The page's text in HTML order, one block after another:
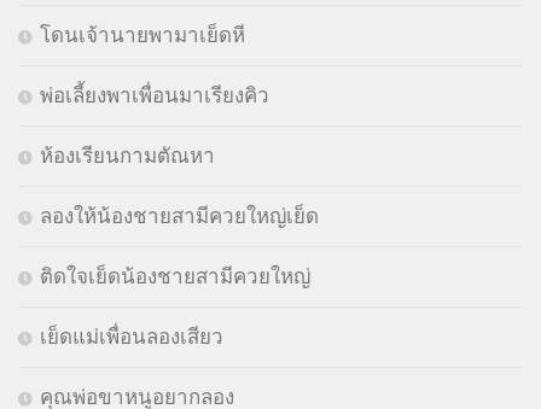
โดนเจ้านายพามาเย็ดหี
พ่อเลี้ยงพาเพื่อนมาเรียงคิว
ห้องเรียนกามตัณหา
ลองให้น้องชายสามีควยใหญ่เย็ด
ติดใจเย็ดน้องชายสามีควยใหญ่
เย็ดแม่เพื่อนลองเสียว
คุณพ่อขาหนูอยากลอง